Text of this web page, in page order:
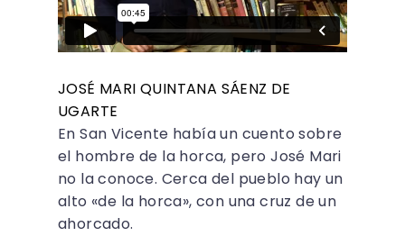
JOSÉ MARI QUINTANA SÁENZ DE
UGARTE
En San Vicente había un cuento sobre
el hombre de la horca, pero José Mari
no la conoce. Cerca del pueblo hay un
alto «de la horca», con una cruz de un
ahorcado.